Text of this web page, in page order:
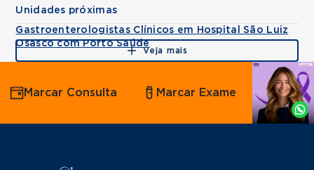
Unidades próximas
Gastroenterologistas Clínicos em Hospital São Luiz
Osasco com Porto Saúde
Veja mais
Agende
por
Whatsapp
Marcar Consulta Marcar Exame